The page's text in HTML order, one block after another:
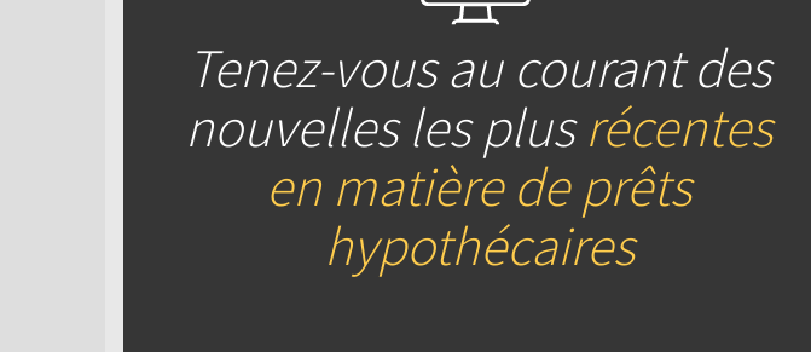
Tenez-vous au courant des
nouvelles les plusrécentes
en matière de prêts
hypothécaires